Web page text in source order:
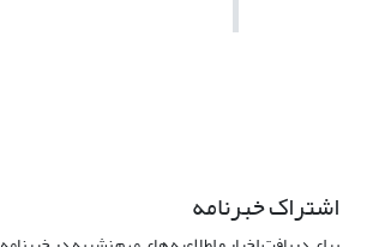
اشتراک خبرنامه